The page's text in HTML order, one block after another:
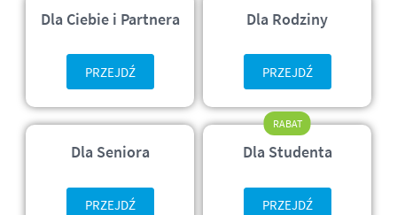
Dla Ciebie i Partnera
PRZEJDŹ
Dla Rodziny
PRZEJDŹ
Dla Seniora
PRZEJDŹ
Dla Studenta
PRZEJDŹ
RABAT